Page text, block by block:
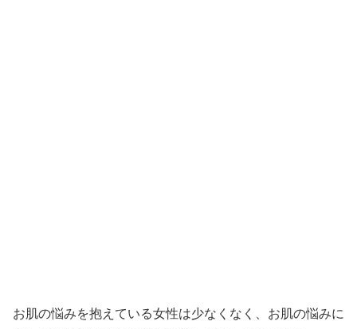
お肌の悩みを抱えている女性は少なくなく、お肌の悩みに